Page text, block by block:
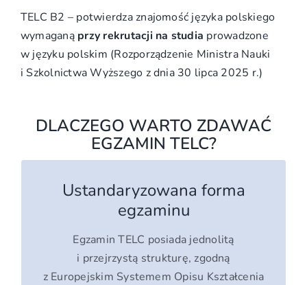
TELC B2 – potwierdza znajomość języka polskiego
wymaganą przy rekrutacji na studia prowadzone
w języku polskim (Rozporządzenie Ministra Nauki
i Szkolnictwa Wyższego z dnia 30 lipca 2025 r.)
DLACZEGO WARTO ZDAWAĆ
EGZAMIN TELC?
Ustandaryzowana forma
egzaminu
Egzamin TELC posiada jednolitą
i przejrzystą strukturę, zgodną
z Europejskim Systemem Opisu Kształcenia